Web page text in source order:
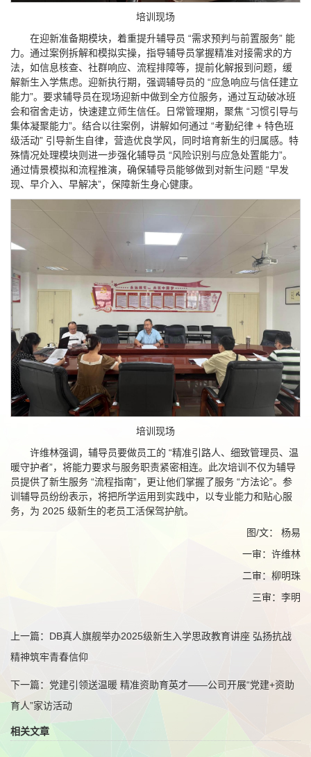
培训现场
在迎新准备期模块，着重提升辅导员 “需求预判与前置服务” 能
力。通过案例拆解和模拟实操，指导辅导员掌握精准对接需求的方
法，如信息核查、社群响应、流程排障等，提前化解报到问题，缓
解新生入学焦虑。迎新执行期，强调辅导员的 “应急响应与信任建立
能力”。要求辅导员在现场迎新中做到全方位服务，通过互动破冰班
会和宿舍走访，快速建立师生信任。日常管理期，聚焦 “习惯引导与
集体凝聚能力”。结合以往案例，讲解如何通过 “考勤纪律 + 特色班
级活动” 引导新生自律，营造优良学风，同时培育新生的归属感。特
殊情况处理模块则进一步强化辅导员 “风险识别与应急处置能力”。
通过情景模拟和流程推演，确保辅导员能够做到对新生问题 “早发
现、早介入、早解决”，保障新生身心健康。
培训现场
许维林强调，辅导员要做员工的 “精准引路人、细致管理员、温
暖守护者”，将能力要求与服务职责紧密相连。此次培训不仅为辅导
员提供了新生服务 “流程指南”，更让他们掌握了服务 “方法论”。参
训辅导员纷纷表示，将把所学运用到实践中，以专业能力和贴心服
务，为 2025 级新生的老员工活保驾护航。
图/文： 杨易
一审：许维林
二审：柳明珠
三审：李明
上一篇： DB真人旗舰举办2025级新生入学思政教育讲座 弘扬抗战
精神筑牢青春信仰
下一篇： 党建引领送温暖 精准资助育英才——公司开展“党建+资助
育人”家访活动
相关文章